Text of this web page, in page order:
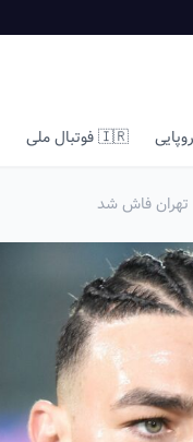
🇮🇷 فوتبال ملی
تهران فاش شد